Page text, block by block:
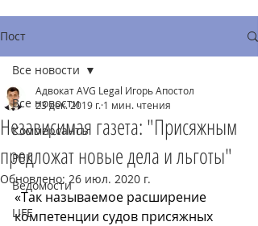
Пост
Все новости
Коммерсантъ
РБК
Ведомости
LIFE
Все новости
Независимая газета: "Присяжным
предложат новые дела и льготы"
Адвокат AVG Legal Игорь Апостол
23 дек. 2019 г. 1 мин. чтения
Обновлено: 26 июл. 2020 г.
«Так называемое расширение
компетенции судов присяжных